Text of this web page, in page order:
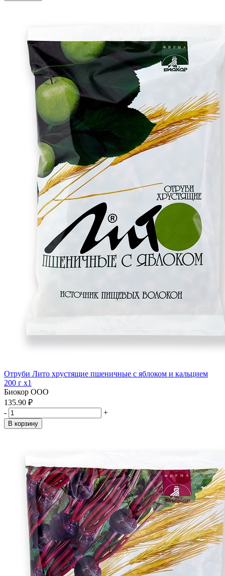
Отруби Лито хрустящие пшеничные с яблоком и кальцием
200 г x1
Биокор ООО
135.90 ₽
-
+
В корзину